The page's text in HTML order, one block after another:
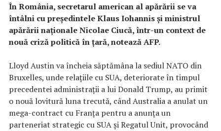
În România, secretarul american al apărării se va
întâlni cu preşedintele Klaus Iohannis şi ministrul
apărării naţionale Nicolae Ciucă, într-un context de
nouă criză politică în ţară, notează AFP.
Lloyd Austin va încheia săptămâna la sediul NATO din
Bruxelles, unde relaţiile cu SUA, deteriorate în timpul
precedentei administraţii a lui Donald Trump, au primit
o nouă lovitură luna trecută, când Australia a anulat un
mega-contract cu Franţa pentru a anunţa un
parteneriat strategic cu SUA şi Regatul Unit, provocând